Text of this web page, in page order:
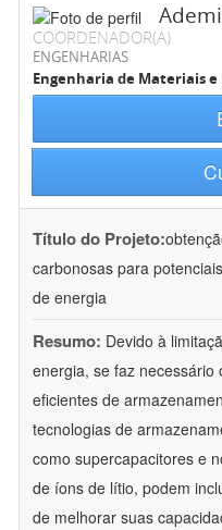
COORDENADOR(A)
ENGENHARIAS
Engenharia de Materiais
Título do Projeto:
carbonosas para
de energia
Resumo: Devido à
energia, se faz necessário
eficientes de
tecnologias de
como supercapacitores e
de íons de lítio, podem
de melhorar suas